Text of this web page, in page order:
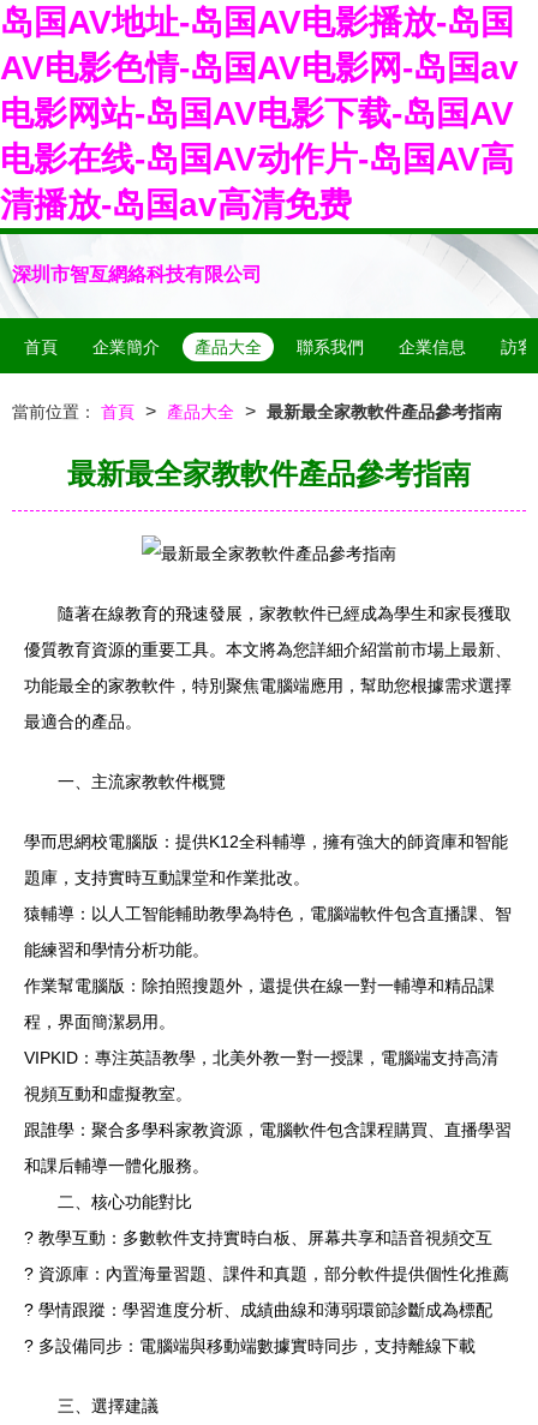
岛国AV地址-岛国AV电影播放-岛国
AV电影色情-岛国AV电影网-岛国av
电影网站-岛国AV电影下载-岛国AV
电影在线-岛国AV动作片-岛国AV高
清播放-岛国av高清免费
深圳市智亙網絡科技有限公司
首頁 企業簡介 產品大全 聯系我們 企業信息 訪客
當前位置： 首頁 > 產品大全 > 最新最全家教軟件產品參考指南
最新最全家教軟件產品參考指南
隨著在線教育的飛速發展，家教軟件已經成為學生和家長獲取
優質教育資源的重要工具。本文將為您詳細介紹當前市場上最新、
功能最全的家教軟件，特別聚焦電腦端應用，幫助您根據需求選擇
最適合的產品。
一、主流家教軟件概覽
學而思網校電腦版：提供K12全科輔導，擁有強大的師資庫和智能
題庫，支持實時互動課堂和作業批改。
猿輔導：以人工智能輔助教學為特色，電腦端軟件包含直播課、智
能練習和學情分析功能。
作業幫電腦版：除拍照搜題外，還提供在線一對一輔導和精品課
程，界面簡潔易用。
VIPKID：專注英語教學，北美外教一對一授課，電腦端支持高清
視頻互動和虛擬教室。
跟誰學：聚合多學科家教資源，電腦軟件包含課程購買、直播學習
和課后輔導一體化服務。
二、核心功能對比
? 教學互動：多數軟件支持實時白板、屏幕共享和語音視頻交互
? 資源庫：內置海量習題、課件和真題，部分軟件提供個性化推薦
? 學情跟蹤：學習進度分析、成績曲線和薄弱環節診斷成為標配
? 多設備同步：電腦端與移動端數據實時同步，支持離線下載
三、選擇建議